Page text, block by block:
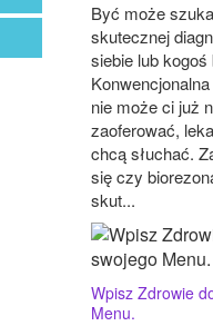
Być może
skutecznej
siebie lub kogoś
nie może ci już
zaoferować,
chcą słuchać.
się czy
skut...
Wpisz Zdrowie
Menu.